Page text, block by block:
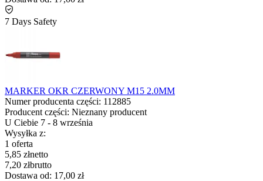
7 Days Safety
MARKER OKR CZERWONY M15 2.0MM
Numer producenta części: 112885
Producent części: Nieznany producent
U Ciebie 7 - 8 września
Wysyłka z:
1 oferta
5,85 złnetto
7,20 złbrutto
Dostawa od: 17,00 zł